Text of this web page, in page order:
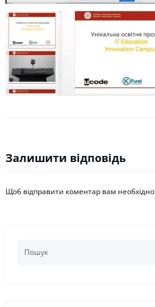
Залишити відповідь
Щоб відправити коментар вам необхідно